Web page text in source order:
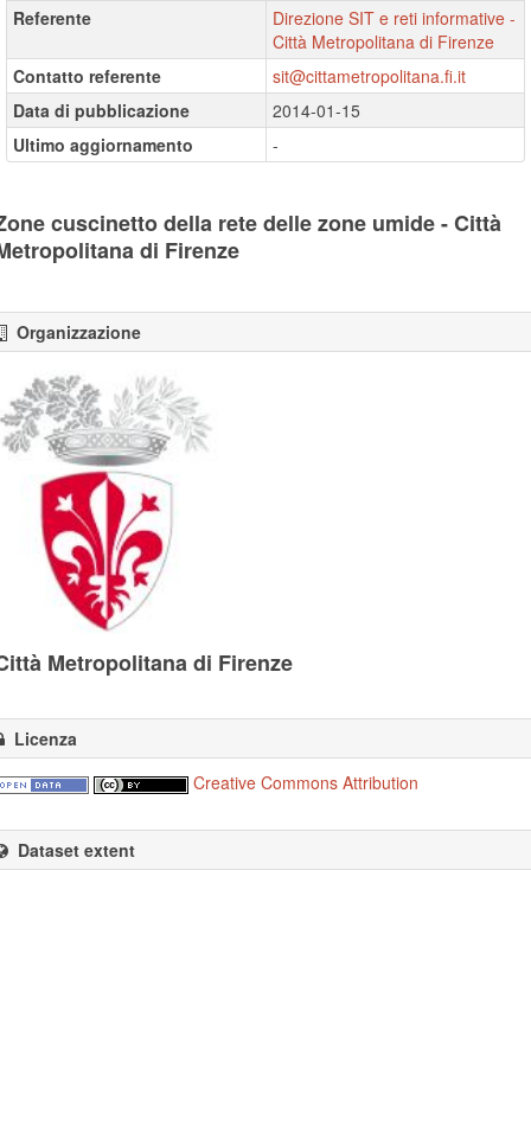
Referente
Direzione SIT e reti informative -
Città Metropolitana di Firenze
Contatto referente
sit@cittametropolitana.fi.it
Data di pubblicazione
2014-01-15
Ultimo aggiornamento
-
cuscinetto della rete delle zone umide - Città
di Firenze
Organizzazione
Metropolitana di Firenze
Licenza
Creative Commons Attribution
Dataset extent